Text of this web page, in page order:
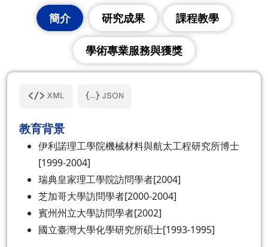
簡介 研究成果 課程教學
學術專業服務與獲獎
教育背景
伊利諾理工學院機械材料與航太工程研究所博士
[1999-2004]
瑞典皇家理工學院訪問學者[2004]
芝加哥大學訪問學者[2000-2004]
賓州州立大學訪問學者[2002]
國立臺灣大學化學研究所碩士[1993-1995]